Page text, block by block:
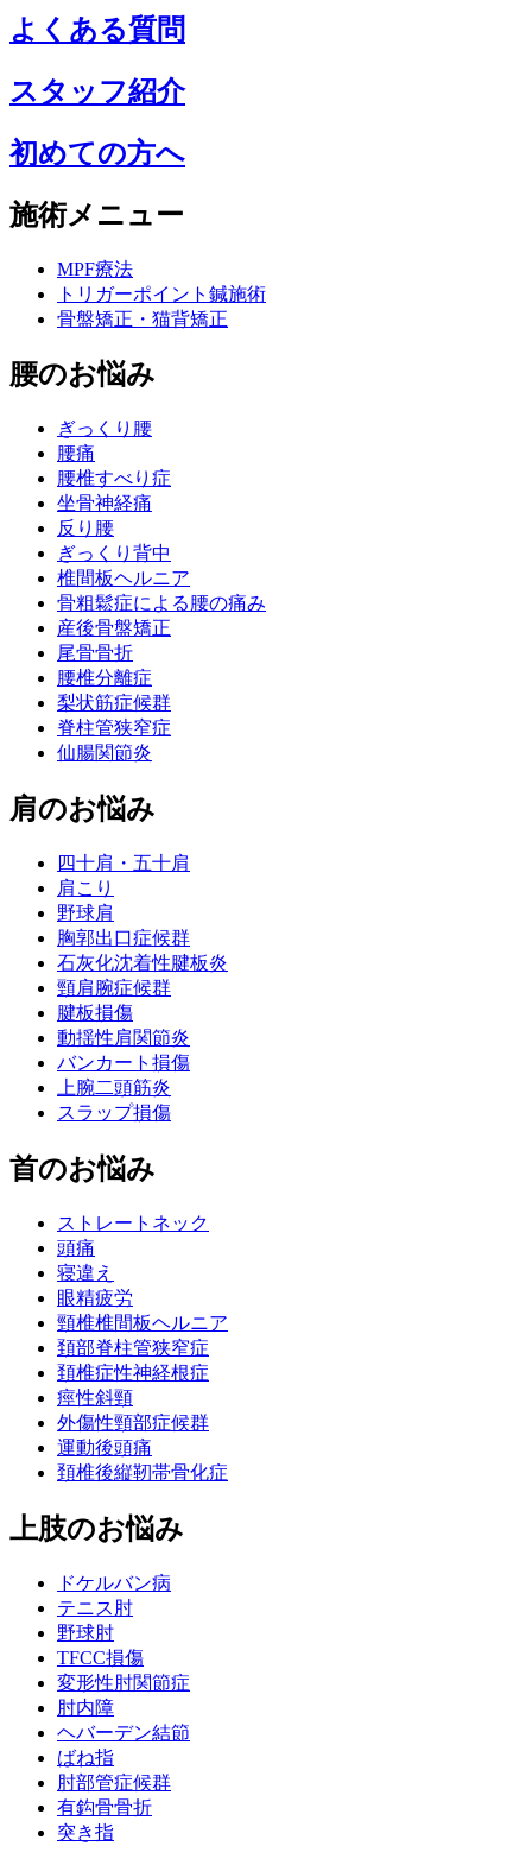
よくある質問
スタッフ紹介
初めての方へ
施術メニュー
MPF療法
トリガーポイント鍼施術
骨盤矯正・猫背矯正
腰のお悩み
ぎっくり腰
腰痛
腰椎すべり症
坐骨神経痛
反り腰
ぎっくり背中
椎間板ヘルニア
骨粗鬆症による腰の痛み
産後骨盤矯正
尾骨骨折
腰椎分離症
梨状筋症候群
脊柱管狭窄症
仙腸関節炎
肩のお悩み
四十肩・五十肩
肩こり
野球肩
胸郭出口症候群
石灰化沈着性腱板炎
頸肩腕症候群
腱板損傷
動揺性肩関節炎
バンカート損傷
上腕二頭筋炎
スラップ損傷
首のお悩み
ストレートネック
頭痛
寝違え
眼精疲労
頸椎椎間板ヘルニア
頚部脊柱管狭窄症
頚椎症性神経根症
痙性斜頸
外傷性頸部症候群
運動後頭痛
頚椎後縦靭帯骨化症
上肢のお悩み
ドケルバン病
テニス肘
野球肘
TFCC損傷
変形性肘関節症
肘内障
ヘバーデン結節
ばね指
肘部管症候群
有鈎骨骨折
突き指